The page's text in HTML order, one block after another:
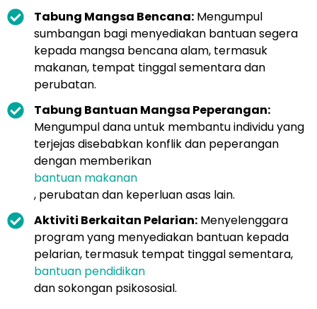
Tabung Mangsa Bencana: Mengumpul
sumbangan bagi menyediakan bantuan segera
kepada mangsa bencana alam, termasuk
makanan, tempat tinggal sementara dan
perubatan.
Tabung Bantuan Mangsa Peperangan:
Mengumpul dana untuk membantu individu yang
terjejas disebabkan konflik dan peperangan
dengan memberikan
bantuan makanan
, perubatan dan keperluan asas lain.
Aktiviti Berkaitan Pelarian: Menyelenggara
program yang menyediakan bantuan kepada
pelarian, termasuk tempat tinggal sementara,
bantuan pendidikan
dan sokongan psikososial.